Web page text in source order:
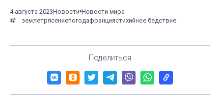
4 августа 2023Новости Новости мира
землетрясениепогодафранциястихийное бедствие
Поделиться